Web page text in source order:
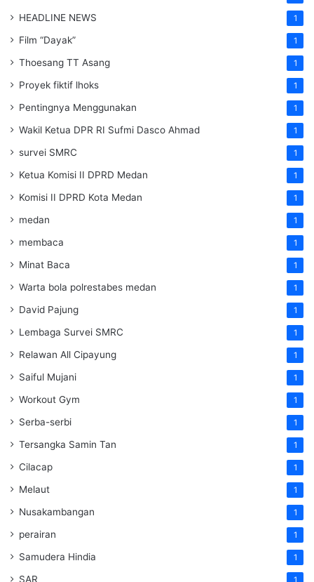
HEADLINE NEWS 1
Film “Dayak” 1
Thoesang TT Asang 1
Proyek fiktif lhoks 1
Pentingnya Menggunakan 1
Wakil Ketua DPR RI Sufmi Dasco Ahmad 1
survei SMRC 1
Ketua Komisi II DPRD Medan 1
Komisi II DPRD Kota Medan 1
medan 1
membaca 1
Minat Baca 1
Warta bola polrestabes medan 1
David Pajung 1
Lembaga Survei SMRC 1
Relawan All Cipayung 1
Saiful Mujani 1
Workout Gym 1
Serba-serbi 1
Tersangka Samin Tan 1
Cilacap 1
Melaut 1
Nusakambangan 1
perairan 1
Samudera Hindia 1
SAR 1